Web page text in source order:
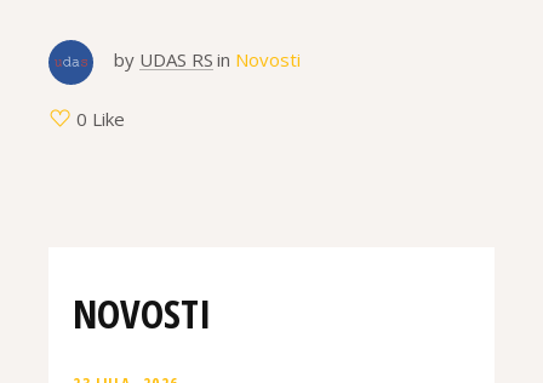
by UDAS RS in Novosti
0 Like
NOVOSTI